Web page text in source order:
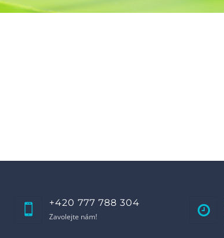
+420 777 788 304
Zavolejte nám!